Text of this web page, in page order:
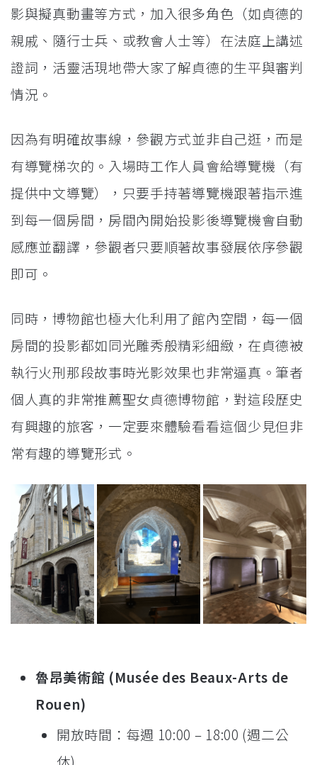
影與擬真動畫等方式，加入很多角色（如貞德的
親戚、隨行士兵、或教會人士等）在法庭上講述
證詞，活靈活現地帶大家了解貞德的生平與審判
情況。
因為有明確故事線，參觀方式並非自己逛，而是
有導覽梯次的。入場時工作人員會給導覽機（有
提供中文導覽），只要手持著導覽機跟著指示進
到每一個房間，房間內開始投影後導覽機會自動
感應並翻譯，參觀者只要順著故事發展依序參觀
即可。
同時，博物館也極大化利用了館內空間，每一個
房間的投影都如同光雕秀般精彩細緻，在貞德被
執行火刑那段故事時光影效果也非常逼真。筆者
個人真的非常推薦聖女貞德博物館，對這段歷史
有興趣的旅客，一定要來體驗看看這個少見但非
常有趣的導覽形式。
魯昂美術館 (Musée des Beaux-Arts de
Rouen)
開放時間：每週 10:00 – 18:00 (週二公